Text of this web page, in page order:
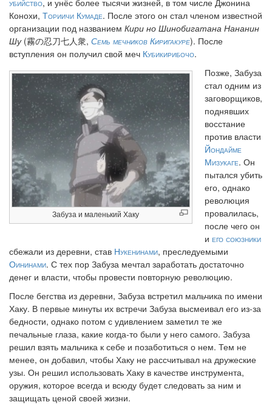
убийство, и унёс более тысячи жизней, в том числе Джонина
Конохи, Ториичи Кумаде. После этого он стал членом известной
организации под названием Кири но Шинобигатана Нананин
Шу(霧の忍刀七人衆, Семь мечников Киригакуре). После
вступления он получил свой меч Кубикирибочо.
Забуза и маленький Хаку
Позже, Забуза
стал одним из
заговорщиков,
поднявших
восстание
против власти
Йондайме
Мизукаге. Он
пытался убить
его, однако
революция
провалилась,
после чего он
и его союзники
сбежали из деревни, став Нукенинами, преследуемыми
Оининами. С тех пор Забуза мечтал заработать достаточно
денег и власти, чтобы провести повторную революцию.
После бегства из деревни, Забуза встретил мальчика по имени
Хаку. В первые минуты их встречи Забуза высмеивал его из-за
бедности, однако потом с удивлением заметил те же
печальные глаза, какие когда-то были у него самого. Забуза
решил взять мальчика к себе и позаботиться о нем. Тем не
менее, он добавил, чтобы Хаку не рассчитывал на дружеские
узы. Он решил использовать Хаку в качестве инструмента,
оружия, которое всегда и всюду будет следовать за ним и
защищать ценой своей жизни.